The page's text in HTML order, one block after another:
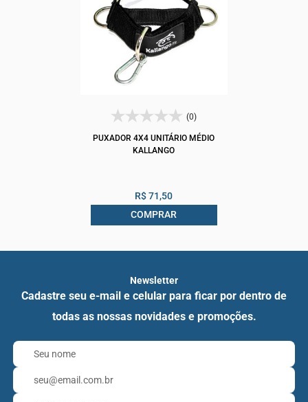
(0)
PUXADOR 4X4 UNITÁRIO MÉDIO
KALLANGO
R$ 71,50
COMPRAR
Newsletter
Cadastre seu e-mail e celular para ficar por dentro de
todas as nossas novidades e promoções.